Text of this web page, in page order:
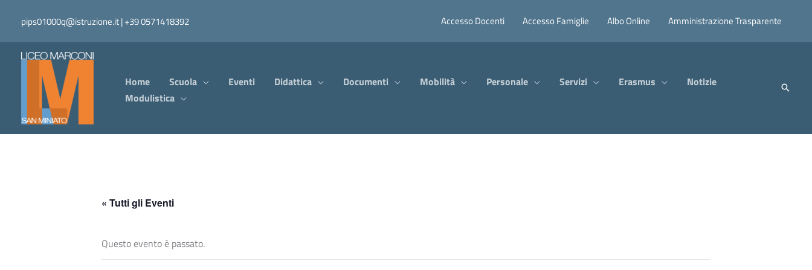
contenuto
pips01000q@istruzione.it | +39 0571418392 Accesso Docenti Accesso Famiglie Albo Online Amministrazione Trasparente
Home Scuola Eventi Didattica Documenti Mobilità Personale Servizi Erasmus
Notizie
Modulistica
« Tutti gli Eventi
Questo evento è passato.